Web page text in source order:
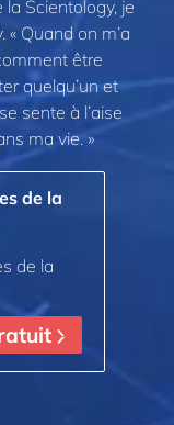
la Scientology, je
« Quand on m’a
être
quelqu’un et
sente à l’aise
ma vie. »
de la
de la